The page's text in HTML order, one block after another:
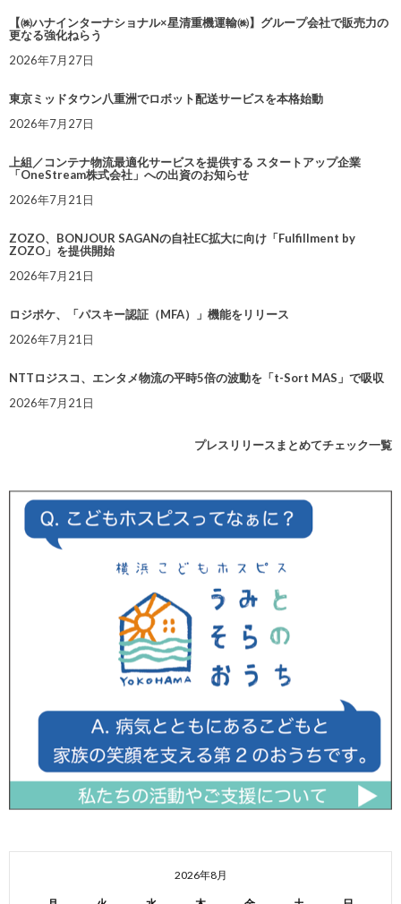
【㈱ハナインターナショナル×星清重機運輸㈱】グループ会社で販売力の
更なる強化ねらう
2026年7月27日
東京ミッドタウン八重洲でロボット配送サービスを本格始動
2026年7月27日
上組／コンテナ物流最適化サービスを提供する スタートアップ企業
「OneStream株式会社」への出資のお知らせ
2026年7月21日
ZOZO、BONJOUR SAGANの自社EC拡大に向け「Fulfillment by
ZOZO」を提供開始
2026年7月21日
ロジポケ、「パスキー認証（MFA）」機能をリリース
2026年7月21日
NTTロジスコ、エンタメ物流の平時5倍の波動を「t-Sort MAS」で吸収
2026年7月21日
プレスリリースまとめてチェック一覧
2026年8月